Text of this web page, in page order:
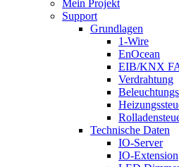
Mein Projekt
Support
Grundlagen
1-Wire
EnOcean
EIB/KNX
Verdrahtung
Technische Daten
IO-Server
IO-Extension